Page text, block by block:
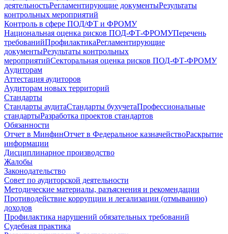
деятельностьРегламентирующие документыРезультаты
контрольных мероприятий
Контроль в сфере ПОД/ФТ и ФРОМУ
Национальная оценка рисков ПОД-ФТ-ФРОМУПеречень
требованийПрофилактикаРегламентирующие
документыРезультаты контрольных
мероприятийСекторальная оценка рисков ПОД-ФТ-ФРОМУ
Аудиторам
Аттестация аудиторов
Аудиторам новых территорий
Стандарты
Стандарты аудитаСтандарты бухучетаПрофессиональные
стандартыРазработка проектов стандартов
Обязанности
Отчет в МинфинОтчет в Федеральное казначействоРаскрытие
информации
Дисциплинарное производство
Жалобы
Законодательство
Совет по аудиторской деятельности
Методические материалы, разъяснения и рекомендации
Противодействие коррупции и легализации (отмыванию)
доходов
Профилактика нарушений обязательных требований
Судебная практика